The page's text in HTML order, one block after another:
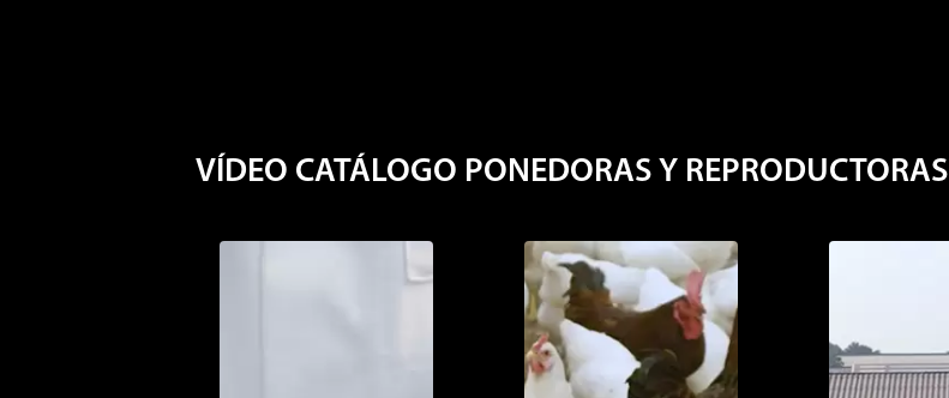
VÍDEO CATÁLOGO PONEDORAS Y REPRODUCTORAS